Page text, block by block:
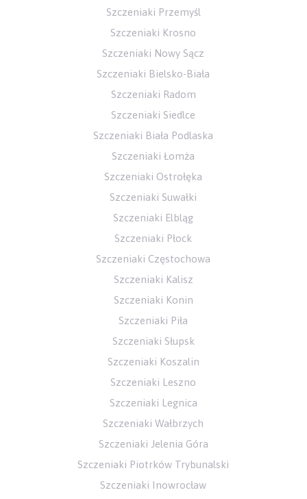
Szczeniaki Przemyśl
Szczeniaki Krosno
Szczeniaki Nowy Sącz
Szczeniaki Bielsko-Biała
Szczeniaki Radom
Szczeniaki Siedlce
Szczeniaki Biała Podlaska
Szczeniaki Łomża
Szczeniaki Ostrołęka
Szczeniaki Suwałki
Szczeniaki Elbląg
Szczeniaki Płock
Szczeniaki Częstochowa
Szczeniaki Kalisz
Szczeniaki Konin
Szczeniaki Piła
Szczeniaki Słupsk
Szczeniaki Koszalin
Szczeniaki Leszno
Szczeniaki Legnica
Szczeniaki Wałbrzych
Szczeniaki Jelenia Góra
Szczeniaki Piotrków Trybunalski
Szczeniaki Inowrocław